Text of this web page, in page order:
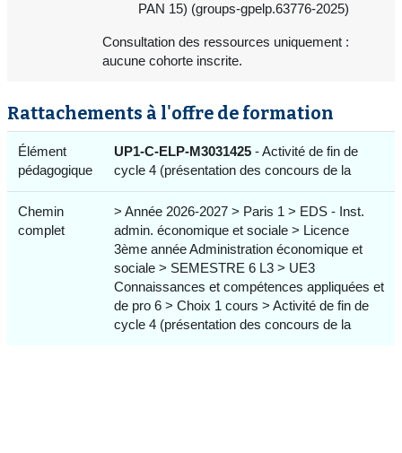
PAN 15) (groups-gpelp.63776-2025)
Consultation des ressources uniquement :
aucune cohorte inscrite.
Rattachements à l'offre de formation
Élément
pédagogique
UP1-C-ELP-M3031425 - Activité de fin de
cycle 4 (présentation des concours de la
Chemin
complet
> Année 2026-2027 > Paris 1 > EDS - Inst.
admin. économique et sociale > Licence
3ème année Administration économique et
sociale > SEMESTRE 6 L3 > UE3
Connaissances et compétences appliquées et
de pro 6 > Choix 1 cours > Activité de fin de
cycle 4 (présentation des concours de la